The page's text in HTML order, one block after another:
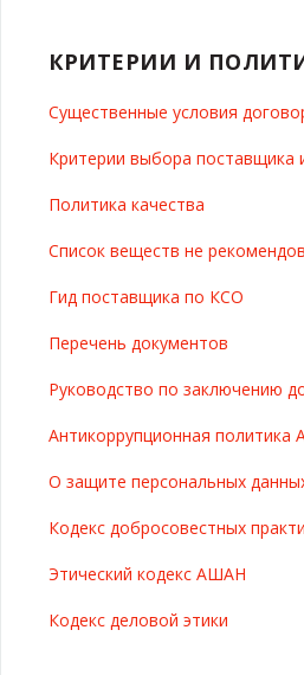
КРИТЕРИИ И
Существенные условия
Критерии выбора
Политика качества
Список веществ не
Гид поставщика по КСО
Перечень документов
Руководство по заключению
Антикоррупционная
О защите персональных
Кодекс добросовестных
Этический кодекс АШАН
Кодекс деловой этики